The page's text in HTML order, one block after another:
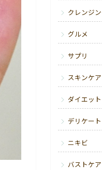
クレンジ
グルメ
サプリ
スキンケア
ダイエット
デリケー
ニキビ
バストケア